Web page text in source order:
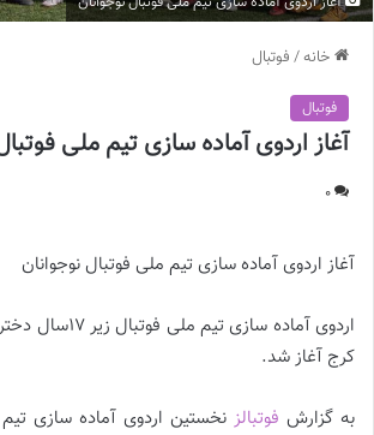
خانه/ فوتبال
فوتبال
آغاز اردوی آماده سازی تیم ملی
0
آغاز اردوی آماده سازی تیم ملی فوتبال نوجوانان
اردوی آماده سازی
کرج آغاز شد.
به گزارش فوتبالز نخستین اردوی آماده سازی